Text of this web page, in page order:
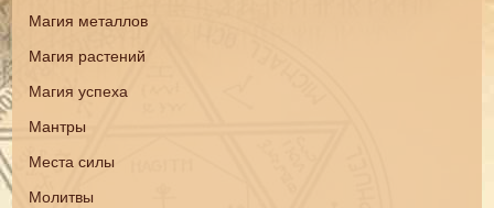
Магия металлов
Магия растений
Магия успеха
Мантры
Места силы
Молитвы